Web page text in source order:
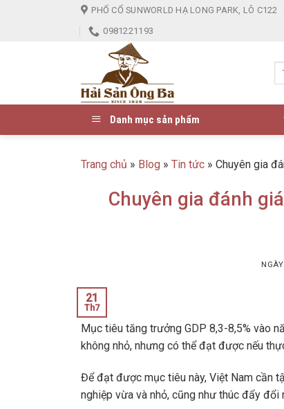
PHỐ CỔ SUNWORLD HẠ LONG PARK, LÔ C122
0981221193
Danh mục sản phẩm
Trang chủ » Blog » Tin tức » Chuyên gia
Chuyên gia đánh
21
Th7
Mục tiêu tăng trưởng GDP 8,3-8,5% vào
không nhỏ, nhưng có thể đạt được nếu
Để đạt được mục tiêu này, Việt Nam cần
nghiệp vừa và nhỏ, cũng như thúc đẩy đổi